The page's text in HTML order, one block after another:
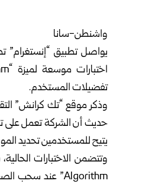
واشنطن-سانا
يواصل تطبيق “إنستغرام”
تفضيلات المستخدم.
وذكر موقع “تك كرانش”
حديث أن الشركة تعمل على
يتيح للمستخدمين تحديد